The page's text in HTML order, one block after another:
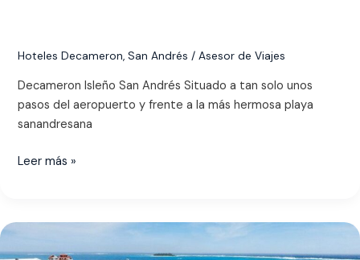
Hoteles Decameron, San Andrés / Asesor de Viajes
Decameron Isleño San Andrés Situado a tan solo unos
pasos del aeropuerto y frente a la más hermosa playa
sanandresana
Leer más »
Andrés